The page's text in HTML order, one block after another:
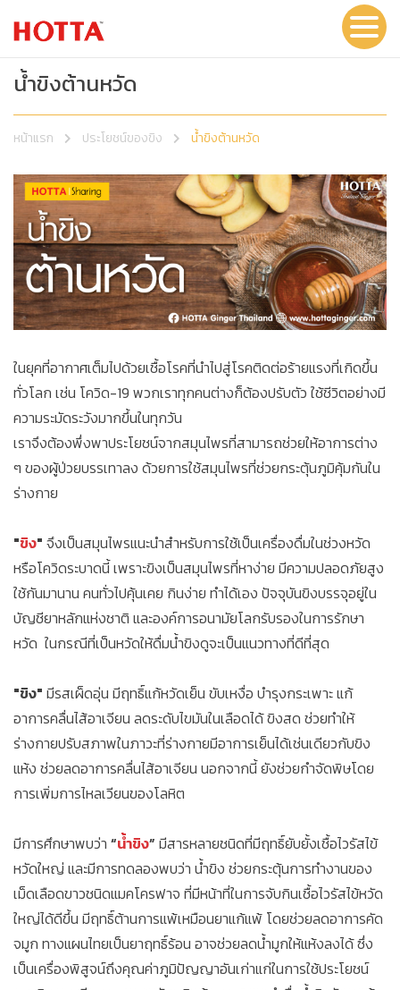
น้ำขิงต้านหวัด
หน้าแรก ประโยชน์ของขิง น้ำขิงต้านหวัด
ในยุคที่อากาศเต็มไปด้วยเชื้อโรคที่นำไปสู่โรคติดต่อร้ายแรงที่เกิดขึ้น
ทั่วโลก เช่น โควิด-19 พวกเราทุกคนต่างก็ต้องปรับตัว ใช้ชีวิตอย่างมี
ความระมัดระวังมากขึ้นในทุกวัน
เราจึงต้องพึ่งพาประโยชน์จากสมุนไพรที่สามารถช่วยให้อาการต่าง
ๆ ของผู้ป่วยบรรเทาลง ด้วยการใช้สมุนไพรที่ช่วยกระตุ้นภูมิคุ้มกันใน
ร่างกาย
"ขิง" จึงเป็นสมุนไพรแนะนำสำหรับการใช้เป็นเครื่องดื่มในช่วงหวัด
หรือโควิดระบาดนี้ เพราะขิงเป็นสมุนไพรที่หาง่าย มีความปลอดภัยสูง
ใช้กันมานาน คนทั่วไปคุ้นเคย กินง่าย ทำได้เอง ปัจจุบันขิงบรรจุอยู่ใน
บัญชียาหลักแห่งชาติ และองค์การอนามัยโลกรับรองในการรักษา
หวัด ในกรณีที่เป็นหวัดให้ดื่มน้ำขิงดูจะเป็นแนวทางที่ดีที่สุด
"ขิง" มีรสเผ็ดอุ่น มีฤทธิ์แก้หวัดเย็น ขับเหงื่อ บำรุงกระเพาะ แก้
อาการคลื่นไส้อาเจียน ลดระดับไขมันในเลือดได้ ขิงสด ช่วยทำให้
ร่างกายปรับสภาพในภาวะที่ร่างกายมีอาการเย็นได้เช่นเดียวกับขิง
แห้ง ช่วยลดอาการคลื่นไส้อาเจียน นอกจากนี้ ยังช่วยกำจัดพิษโดย
การเพิ่มการไหลเวียนของโลหิต
มีการศึกษาพบว่า “น้ำขิง” มีสารหลายชนิดที่มีฤทธิ์ยับยั้งเชื้อไวรัสไข้
หวัดใหญ่ และมีการทดลองพบว่า น้ำขิง ช่วยกระตุ้นการทำงานของ
เม็ดเลือดขาวชนิดแมคโครฟาจ ที่มีหน้าที่ในการจับกินเชื้อไวรัสไข้หวัด
ใหญ่ได้ดีขึ้น มีฤทธิ์ต้านการแพ้เหมือนยาแก้แพ้ โดยช่วยลดอาการคัด
จมูก ทางแผนไทยเป็นยาฤทธิ์ร้อน อาจช่วยลดน้ำมูกให้แห้งลงได้ ซึ่ง
เป็นเครื่องพิสูจน์ถึงคุณค่าภูมิปัญญาอันเก่าแก่ในการใช้ประโยชน์